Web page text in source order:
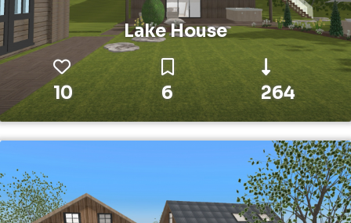
Lake House
10 6 264